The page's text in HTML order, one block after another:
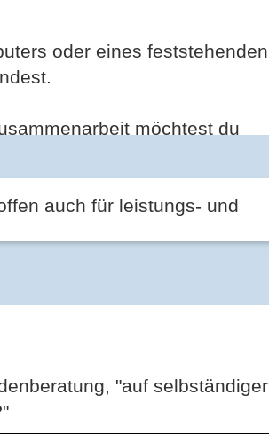
oder eines feststehenden
möchtest du
auch für leistungs- und
"auf selbständiger